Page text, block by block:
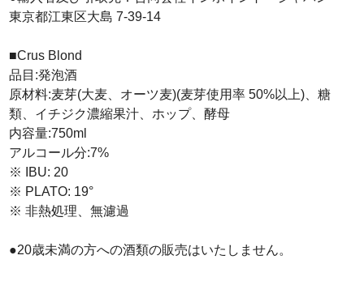
東京都江東区大島 7-39-14
■Crus Blond
品目:発泡酒
原材料:麦芽(大麦、オーツ麦)(麦芽使用率 50%以上)、糖
類、イチジク濃縮果汁、ホップ、酵母
内容量:750ml
アルコール分:7%
※ IBU: 20
※ PLATO: 19°
※ 非熱処理、無濾過
●20歳未満の方への酒類の販売はいたしません。